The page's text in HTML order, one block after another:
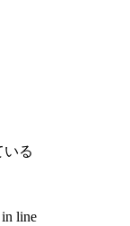
いる
line